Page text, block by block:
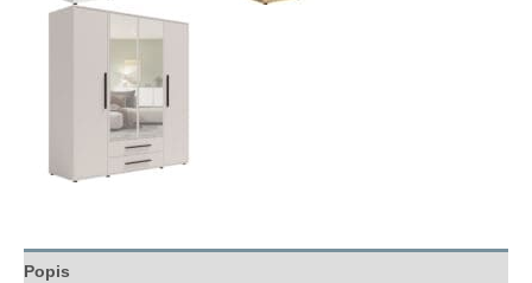
Popis